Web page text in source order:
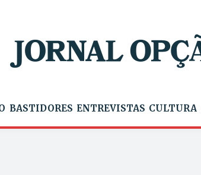
BASTIDORES ENTREVISTAS CULTURA